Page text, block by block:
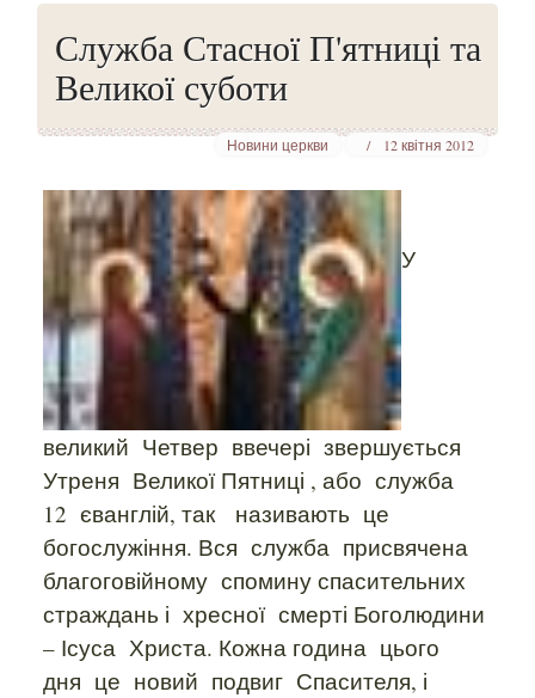
Служба Стасної П'ятниці та
Великої суботи
Новини церкви 12 квітня 2012
У
великий Четвер ввечері звершується
Утреня Великої Пятниці , або служба
12 єванглій, так називають це
богослужіння. Вся служба присвячена
благоговійному спомину спасительних
страждань і хресної смерті Боголюдини
– Ісуса Христа. Кожна година цього
дня це новий подвиг Спасителя, і